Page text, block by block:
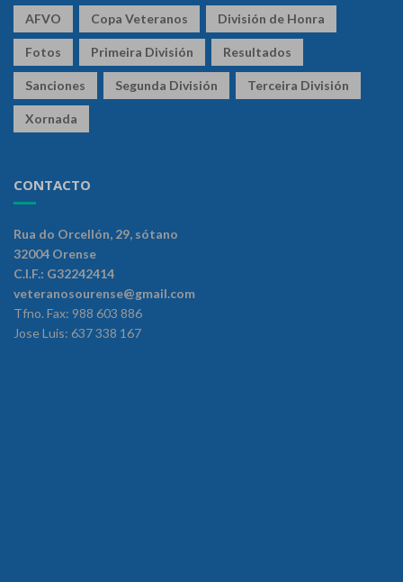
AFVO Copa Veteranos División de Honra
Fotos Primeira División Resultados
Sanciones Segunda División Terceira División
Xornada
CONTACTO
Rua do Orcellón, 29, sótano
32004 Orense
C.I.F.: G32242414
veteranosourense@gmail.com
Tfno. Fax: 988 603 886
Jose Luis: 637 338 167